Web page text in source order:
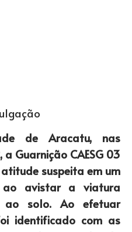
de Aracatu, nas
Guarnição CAESG 03
suspeita em um
ao avistar a viatura
ao solo. Ao efetuar
identificado com as